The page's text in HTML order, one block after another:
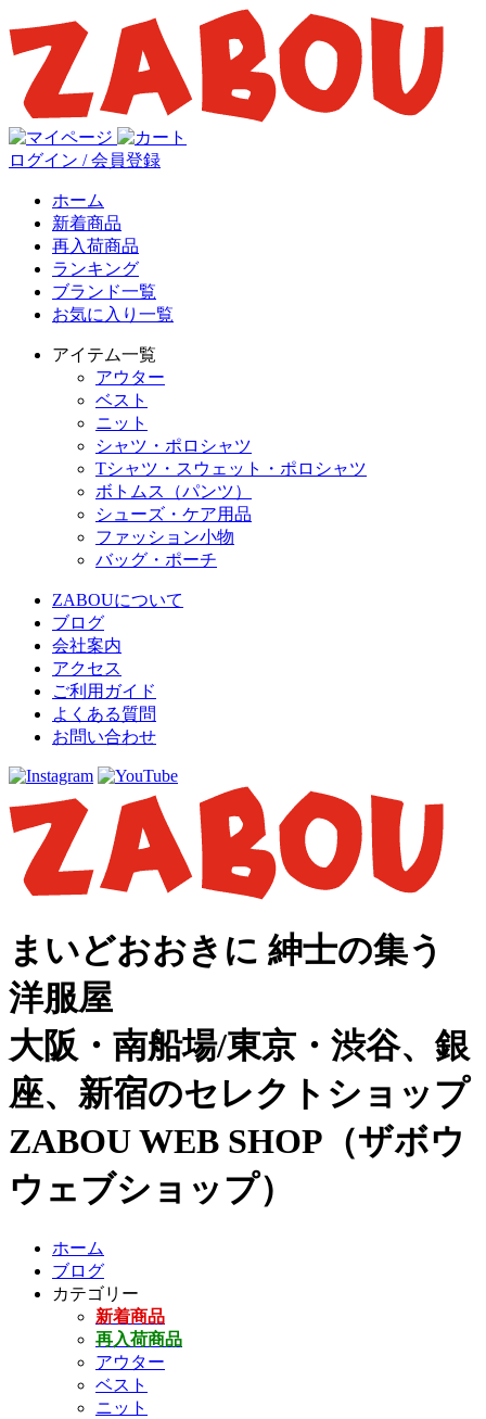
ログイン / 会員登録
ホーム
新着商品
再入荷商品
ランキング
ブランド一覧
お気に入り一覧
アイテム一覧
アウター
ベスト
ニット
シャツ・ポロシャツ
Tシャツ・スウェット・ポロシャツ
ボトムス（パンツ）
シューズ・ケア用品
ファッション小物
バッグ・ポーチ
ZABOUについて
ブログ
会社案内
アクセス
ご利用ガイド
よくある質問
お問い合わせ
まいどおおきに 紳士の集う
洋服屋
大阪・南船場/東京・渋谷、銀
座、新宿のセレクトショップ
ZABOU WEB SHOP（ザボウ
ウェブショップ）
ホーム
ブログ
カテゴリー
新着商品
再入荷商品
アウター
ベスト
ニット